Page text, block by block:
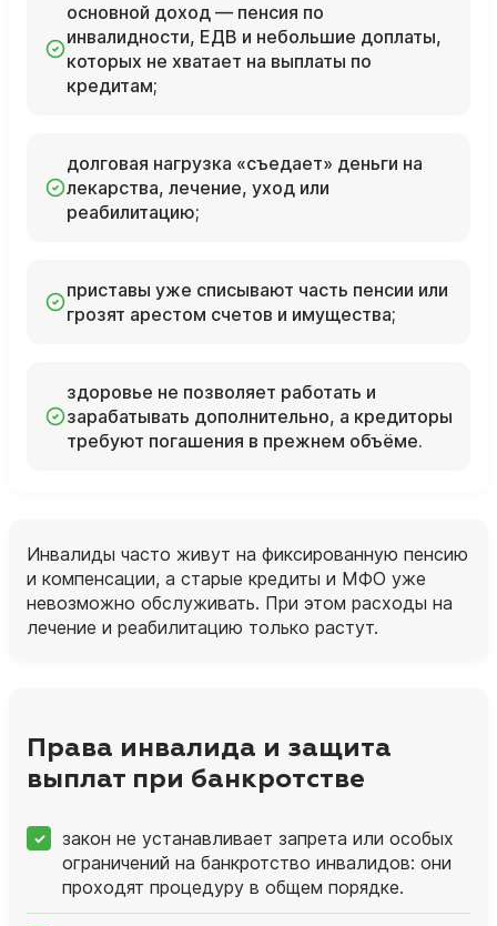
основной доход — пенсия по
инвалидности, ЕДВ и небольшие доплаты,
которых не хватает на выплаты по
кредитам;
долговая нагрузка «съедает» деньги на
лекарства, лечение, уход или
реабилитацию;
приставы уже списывают часть пенсии или
грозят арестом счетов и имущества;
здоровье не позволяет работать и
зарабатывать дополнительно, а кредиторы
требуют погашения в прежнем объёме.
Инвалиды часто живут на фиксированную пенсию
и компенсации, а старые кредиты и МФО уже
невозможно обслуживать. При этом расходы на
лечение и реабилитацию только растут.
Права инвалида и защита
выплат при банкротстве
закон не устанавливает запрета или особых
ограничений на банкротство инвалидов: они
проходят процедуру в общем порядке.